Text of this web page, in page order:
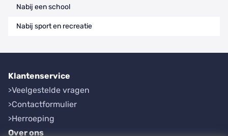
Nabij een school
Nabij sport en recreatie
Klantenservice
Veelgestelde vragen
Contactformulier
Herroeping
Over ons